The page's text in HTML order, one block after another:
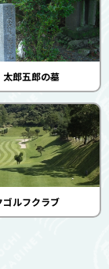
郎五郎の墓
ゴルフクラブ